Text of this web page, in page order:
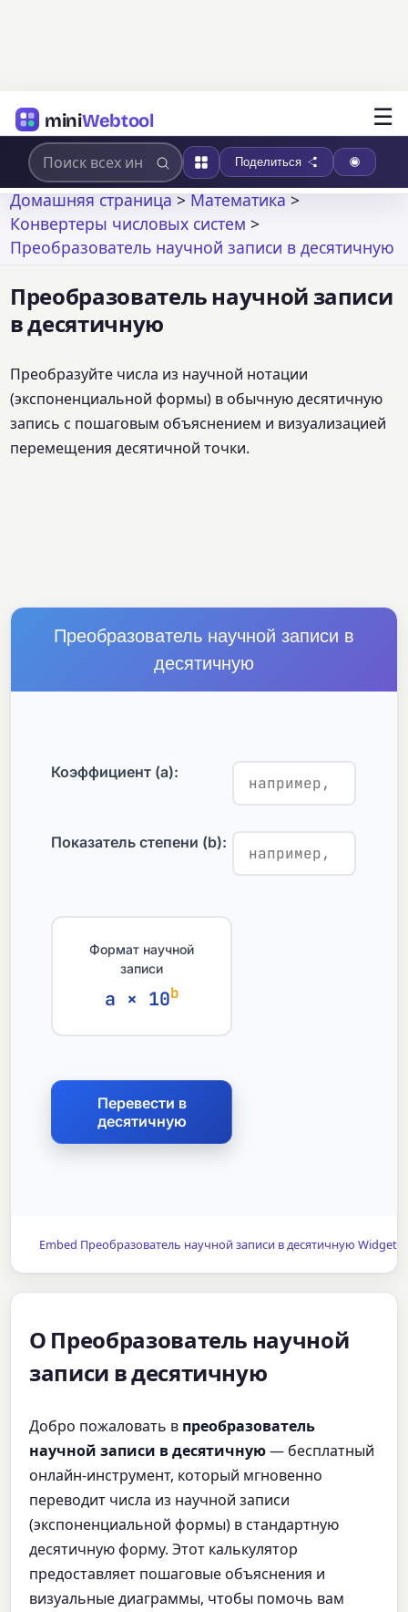
miniWebtool ☰
Поделиться
Домашняя страница>Математика>
Конвертеры числовых систем >
Преобразователь научной записи в десятичную
Преобразователь научной записи
в десятичную
Преобразуйте числа из научной нотации
(экспоненциальной формы) в обычную десятичную
запись с пошаговым объяснением и визуализацией
перемещения десятичной точки.
Преобразователь научной записи в
десятичную
Коэффициент (a):
Показатель степени (b):
Формат научной
записи
a × 10b
Embed Преобразователь научной записи в десятичную Widget
О Преобразователь научной
записи в десятичную
Добро пожаловать в преобразователь
научной записи в десятичную— бесплатный
онлайн-инструмент, который мгновенно
переводит числа из научной записи
(экспоненциальной формы) в стандартную
десятичную форму. Этот калькулятор
предоставляет пошаговые объяснения и
визуальные диаграммы, чтобы помочь вам